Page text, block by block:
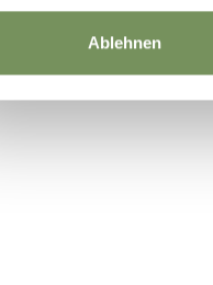
Ablehnen